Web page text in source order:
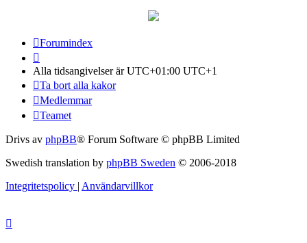
Forumindex
Alla tidsangivelser är UTC+01:00 UTC+1
Ta bort alla kakor
Medlemmar
Teamet
Drivs av phpBB® Forum Software © phpBB Limited
Swedish translation by phpBB Sweden © 2006-2018
Integritetspolicy Användarvillkor